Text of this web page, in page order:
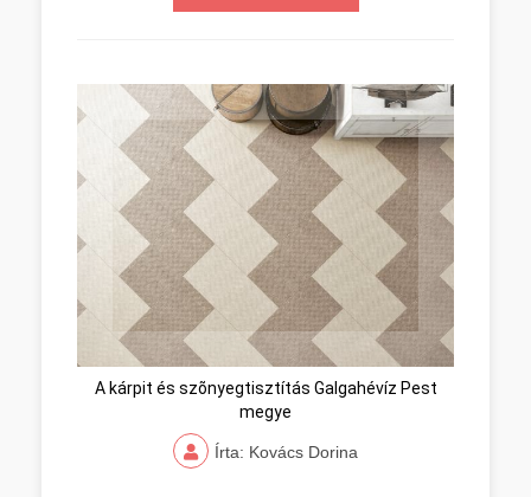
A kárpit és szõnyegtisztítás Galgahévíz Pest
megye
Írta: Kovács Dorina